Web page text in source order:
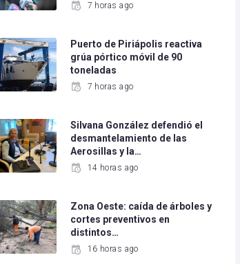
7 horas ago
Puerto de Piriápolis reactiva
grúa pórtico móvil de 90
toneladas
7 horas ago
Silvana González defendió el
desmantelamiento de las
Aerosillas y la…
14 horas ago
Zona Oeste: caída de árboles y
cortes preventivos en
distintos…
16 horas ago